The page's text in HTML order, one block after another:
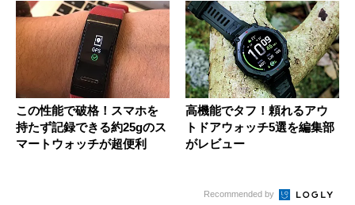
この性能で破格！スマホを
持たず記録できる約25gのス
マートウォッチが超便利
高機能でタフ！頼れるアウ
トドアウォッチ5選を編集部
がレビュー
Recommended by